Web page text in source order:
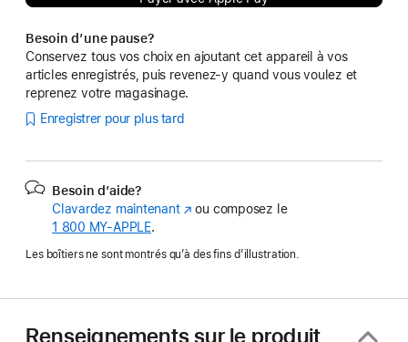
Besoin d’une pause?
Conservez tous vos choix en ajoutant cet appareil à vos
articles enregistrés, puis revenez-y quand vous voulez et
reprenez votre magasinage.
Enregistrer pour plus tard
Besoin d’aide?
Clavardez maintenant(s’ouvre
nouvelle
ou composez le
1 800 MY‑APPLE.
Les boîtiers ne sont montrés qu’à des fins d’illustration.
Renseignements sur le produit